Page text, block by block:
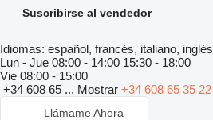
Suscribirse al vendedor
Idiomas: español, francés, italiano, inglés
Lun - Jue 08:00 - 14:00 15:30 - 18:00
Vie 08:00 - 15:00
+34 608 65 ... Mostrar +34 608 65 35 22
Llámame Ahora